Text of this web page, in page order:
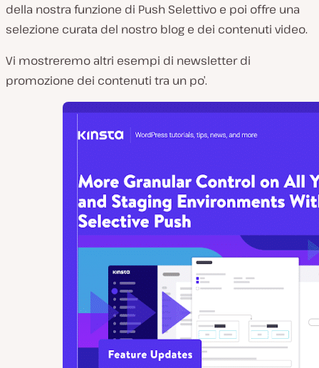
della nostra funzione di Push Selettivo e poi offre una
selezione curata del nostro blog e dei contenuti video.
Vi mostreremo altri esempi di newsletter di
promozione dei contenuti tra un po’.